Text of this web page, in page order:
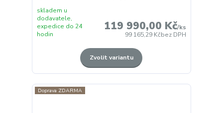
119 990,00 Kč/ks
99 165,29 Kčbez DPH
skladem u
dodavatele,
expedice do 24
hodin
Zvolit variantu
Doprava ZDARMA